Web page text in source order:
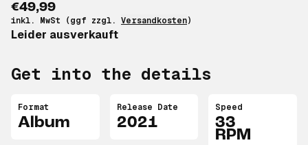
€49,99
inkl. MwSt (ggf zzgl. Versandkosten)
Leider ausverkauft
Get into the details
Format
Album
Release Date
2021
Speed
33
RPM